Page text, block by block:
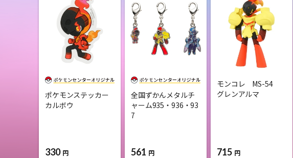
ポケモンステッカー
カルボウ
330 円
全国ずかんメタルチ
ャーム935・936・93
7
561 円
モンコレ MS-54
グレンアルマ
715 円